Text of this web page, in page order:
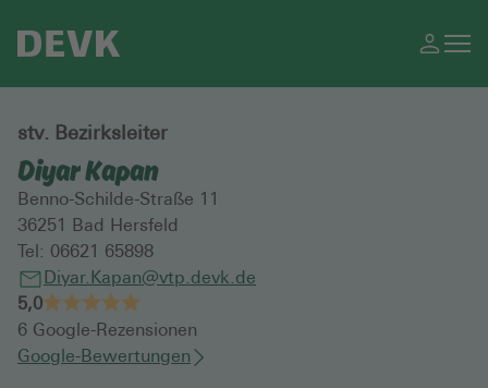
stv. Bezirksleiter
Diyar Kapan
Benno-Schilde-Straße 11
36251
Bad Hersfeld
Tel: 06621 65898
Diyar.Kapan@vtp.devk.de
5,0
6 Google-Rezensionen
Google-Bewertungen